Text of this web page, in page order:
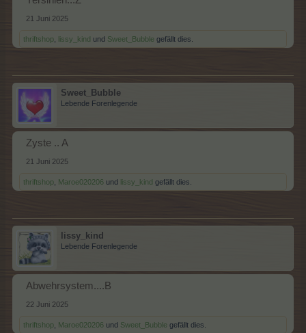
21 Juni 2025
thriftshop lissy_kind und Sweet_Bubble gefällt dies.
Sweet_Bubble
Lebende Forenlegende
Zyste .. A
21 Juni 2025
thriftshop Maroe020206 und lissy_kind gefällt dies.
lissy_kind
Lebende Forenlegende
Abwehrsystem....B
22 Juni 2025
thriftshop Maroe020206 und Sweet_Bubble gefällt dies.